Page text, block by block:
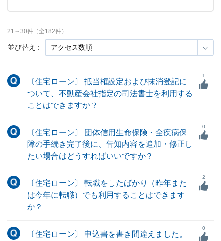
並び替え：
21 ～30件（全182件）
〔住宅ローン〕 抵当権設定および抹消登記に
ついて、不動産会社指定の司法書士を利用する
ことはできますか？
1
〔住宅ローン〕 団体信用生命保険・全疾病保
障の手続き完了後に、告知内容を追加・修正し
たい場合はどうすればいいですか？
0
〔住宅ローン〕 転職をしたばかり（昨年また
は今年に転職）でも利用することはできます
か？
2
〔住宅ローン〕 申込書を書き間違えました。
0